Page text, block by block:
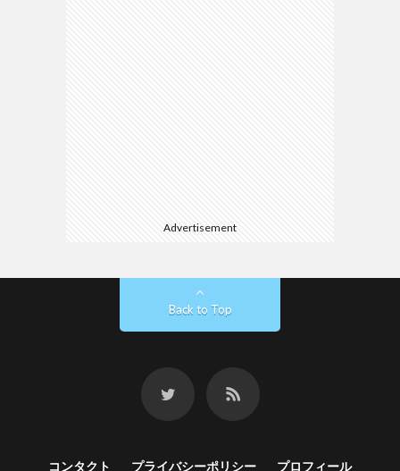
Advertisement
Back to Top
コンタクト プライバシーポリシー プロフィール